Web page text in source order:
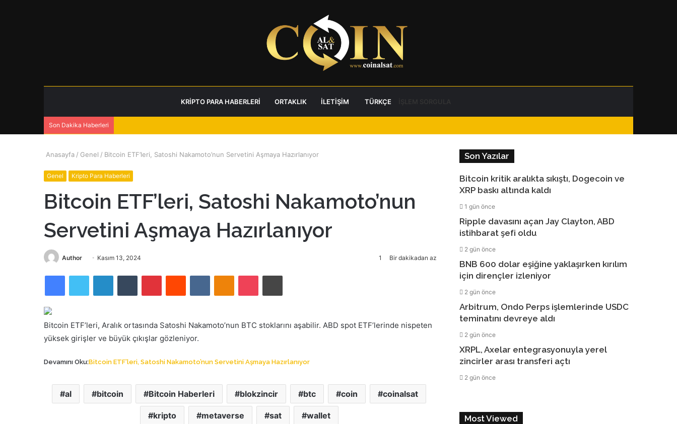
KRIPTO PARA HABERLERI ORTAKLIK İLETIŞIM TÜRKÇE
Son Dakika Haberleri
Anasayfa / Genel / Bitcoin ETF’leri, Satoshi Nakamoto’nun Servetini Aşmaya Hazırlanıyor
Genel Kripto Para Haberleri
Bitcoin ETF’leri, Satoshi Nakamoto’nun
Servetini Aşmaya Hazırlanıyor
Author
göndermek
Kasım 13, 2024 1 Bir dakikadan az
FacebookTwitter LinkedInTumblr PinterestReddit VKontakteOdnoklassniki
Pocket Yazdır
Bitcoin ETF’leri, Aralık ortasında Satoshi Nakamoto’nun BTC stoklarını aşabilir. ABD spot ETF’lerinde nispeten
yüksek girişler ve büyük çıkışlar gözleniyor.
Devamını Oku:Bitcoin ETF’leri, Satoshi Nakamoto’nun Servetini Aşmaya Hazırlanıyor
al bitcoin Bitcoin Haberleri blokzincir btc coin coinalsat
kripto metaverse sat wallet
Son Yazılar
Bitcoin kritik aralıkta sıkıştı, Dogecoin ve
XRP baskı altında kaldı
1 gün önce
Ripple davasını açan Jay Clayton, ABD
istihbarat şefi oldu
2 gün önce
BNB 600 dolar eşiğine yaklaşırken kırılım
için dirençler izleniyor
2 gün önce
Arbitrum, Ondo Perps işlemlerinde USDC
teminatını devreye aldı
2 gün önce
XRPL, Axelar entegrasyonuyla yerel
zincirler arası transferi açtı
2 gün önce
Most Viewed